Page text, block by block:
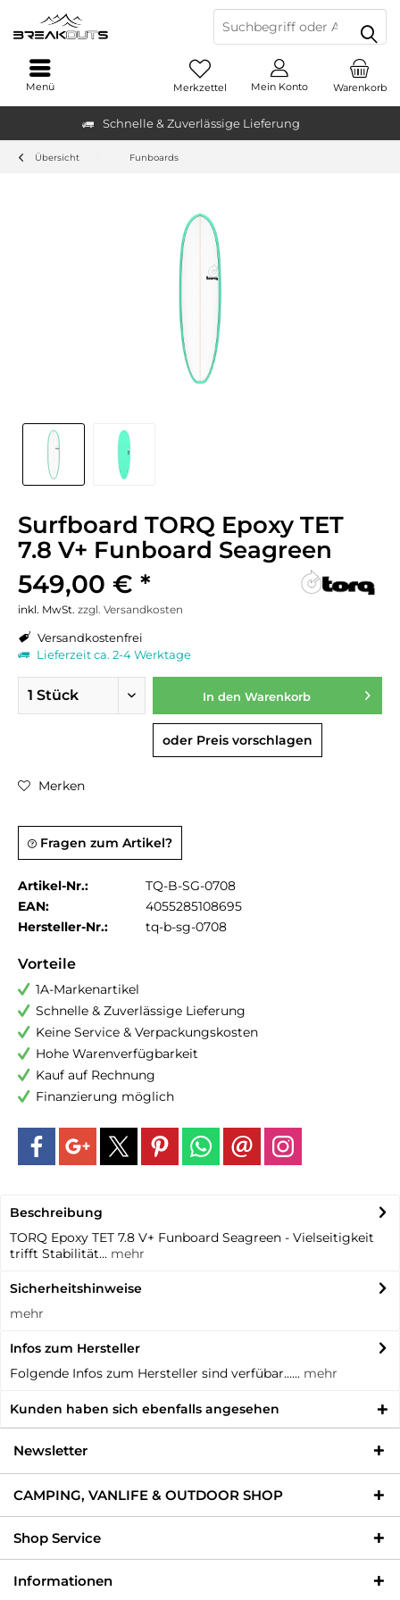
Schnelle & Zuverlässige Lieferung
Warenkorb
Merkzettel Mein Konto
Menü
Übersicht Funboards
Surfboard TORQ Epoxy TET
7.8 V+ Funboard Seagreen
549,00 € *
inkl. MwSt. zzgl. Versandkosten
Versandkostenfrei
Lieferzeit ca. 2-4 Werktage
In den Warenkorb
oder Preis vorschlagen
Merken
Fragen zum Artikel?
Artikel-Nr.:
TQ-B-SG-0708
EAN:
4055285108695
Hersteller-Nr.:
tq-b-sg-0708
Vorteile
1A-Markenartikel
Schnelle & Zuverlässige Lieferung
Keine Service & Verpackungskosten
Hohe Warenverfügbarkeit
Kauf auf Rechnung
Finanzierung möglich
Beschreibung
TORQ Epoxy TET 7.8 V+ Funboard Seagreen - Vielseitigkeit
trifft Stabilität... mehr
Sicherheitshinweise
mehr
Infos zum Hersteller
Folgende Infos zum Hersteller sind verfübar...... mehr
Kunden haben sich ebenfalls angesehen
Newsletter
CAMPING, VANLIFE & OUTDOOR SHOP
Shop Service
Informationen